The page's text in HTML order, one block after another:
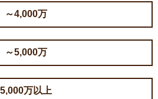
～4,000万
～5,000万
5,000万以上